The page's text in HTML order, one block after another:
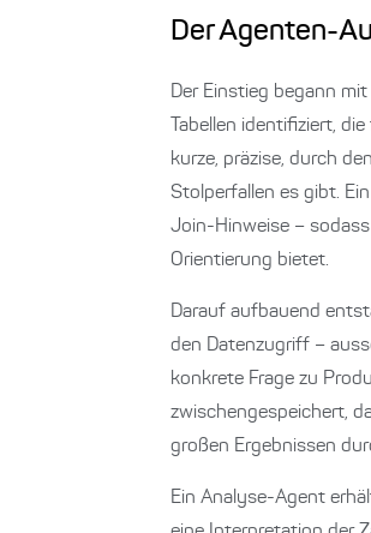
Der Agenten-
Der Einstieg begann
Tabellen identifiziert,
kurze, präzise, durch
Stolperfallen es gibt.
Join-Hinweise –
Orientierung bietet.
Darauf aufbauend
den Datenzugriff –
konkrete Frage zu
zwischengespeichert,
großen Ergebnissen
Ein Analyse-Agent